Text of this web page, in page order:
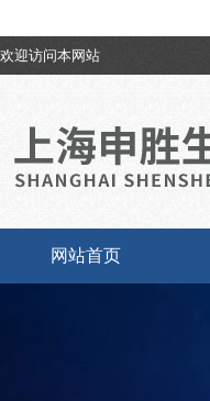
欢迎访问本网站
网站首页